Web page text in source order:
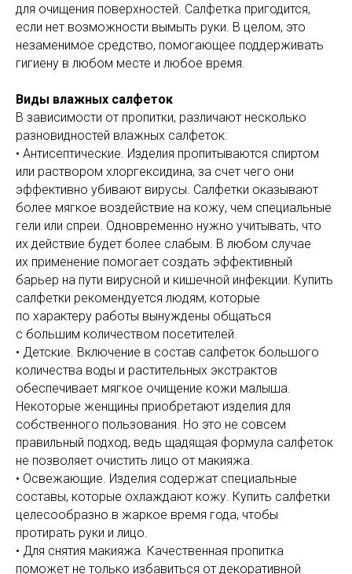
для очищения поверхностей. Салфетка пригодится,
если нет возможности вымыть руки. В целом, это
незаменимое средство, помогающее поддерживать
гигиену в любом месте и любое время.
Виды влажных салфеток
В зависимости от пропитки, различают несколько
разновидностей влажных салфеток:
• Антисептические. Изделия пропитываются спиртом
или раствором хлоргексидина, за счет чего они
эффективно убивают вирусы. Салфетки оказывают
более мягкое воздействие на кожу, чем специальные
гели или спреи. Одновременно нужно учитывать, что
их действие будет более слабым. В любом случае
их применение помогает создать эффективный
барьер на пути вирусной и кишечной инфекции. Купить
салфетки рекомендуется людям, которые
по характеру работы вынуждены общаться
с большим количеством посетителей.
• Детские. Включение в состав салфеток большого
количества воды и растительных экстрактов
обеспечивает мягкое очищение кожи малыша.
Некоторые женщины приобретают изделия для
собственного пользования. Но это не совсем
правильный подход, ведь щадящая формула салфеток
не позволяет очистить лицо от макияжа.
• Освежающие. Изделия содержат специальные
составы, которые охлаждают кожу. Купить салфетки
целесообразно в жаркое время года, чтобы
протирать руки и лицо.
• Для снятия макияжа. Качественная пропитка
поможет не только избавиться от декоративной